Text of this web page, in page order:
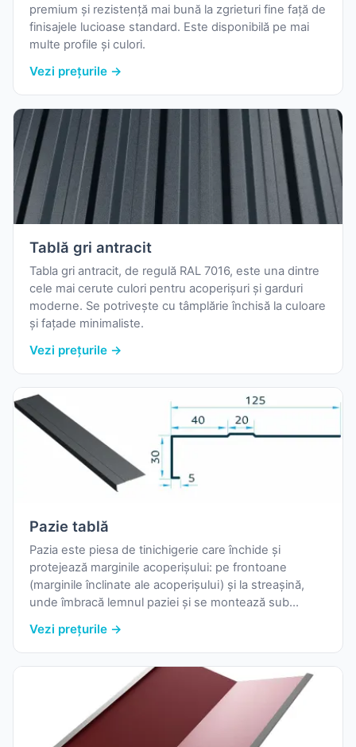
premium și rezistență mai bună la zgrieturi fine față de
finisajele lucioase standard. Este disponibilă pe mai
multe profile și culori.
Vezi prețurile →
Tablă gri antracit
Tabla gri antracit, de regulă RAL 7016, este una dintre
cele mai cerute culori pentru acoperișuri și garduri
moderne. Se potrivește cu tâmplărie închisă la culoare
și fațade minimaliste.
Vezi prețurile →
Pazie tablă
Pazia este piesa de tinichigerie care închide și
protejează marginile acoperișului: pe frontoane
(marginile înclinate ale acoperișului) și la streașină,
unde îmbracă lemnul paziei și se montează sub
degradează astereala și căpriorii.
Vezi prețurile →